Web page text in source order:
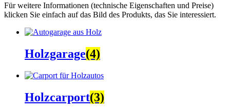
Für weitere Informationen (technische Eigenschaften und Preise)
klicken Sie einfach auf das Bild des Produkts, das Sie interessiert.
Holzgarage(4)
Holzcarport(3)